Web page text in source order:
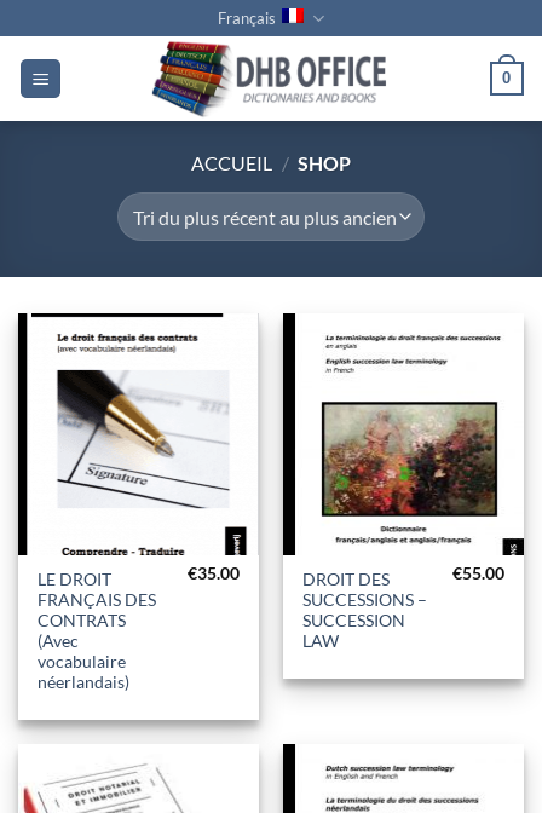
au
contenu
Français
0
ACCUEIL / SHOP
LE DROIT
FRANÇAIS DES
CONTRATS
(Avec
vocabulaire
néerlandais)
€35.00
DROIT DES
SUCCESSIONS –
SUCCESSION
LAW
€55.00